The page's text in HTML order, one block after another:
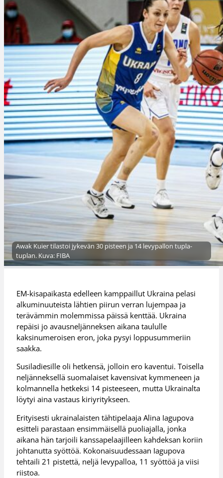
Awak Kuier tilastoi jykevän 30 pisteen ja 14 levypallon tupla-
tuplan. Kuva: FIBA
EM-kisapaikasta edelleen kamppaillut Ukraina pelasi
alkuminuuteista lähtien piirun verran lujempaa ja
terävämmin molemmissa päissä kenttää. Ukraina
repäisi jo avausneljänneksen aikana taululle
kaksinumeroisen eron, joka pysyi loppusummeriin
saakka.
Susiladiesille oli hetkensä, jolloin ero kaventui. Toisella
neljänneksellä suomalaiset kavensivat kymmeneen ja
kolmannella hetkeksi 14 pisteeseen, mutta Ukrainalta
löytyi aina vastaus kiriyritykseen.
Erityisesti ukrainalaisten tähtipelaaja Alina Iagupova
esitteli parastaan ensimmäisellä puoliajalla, jonka
aikana hän tarjoili kanssapelaajilleen kahdeksan koriin
johtanutta syöttöä. Kokonaisuudessaan Iagupova
tehtaili 21 pistettä, neljä levypalloa, 11 syöttöä ja viisi
riistoa.